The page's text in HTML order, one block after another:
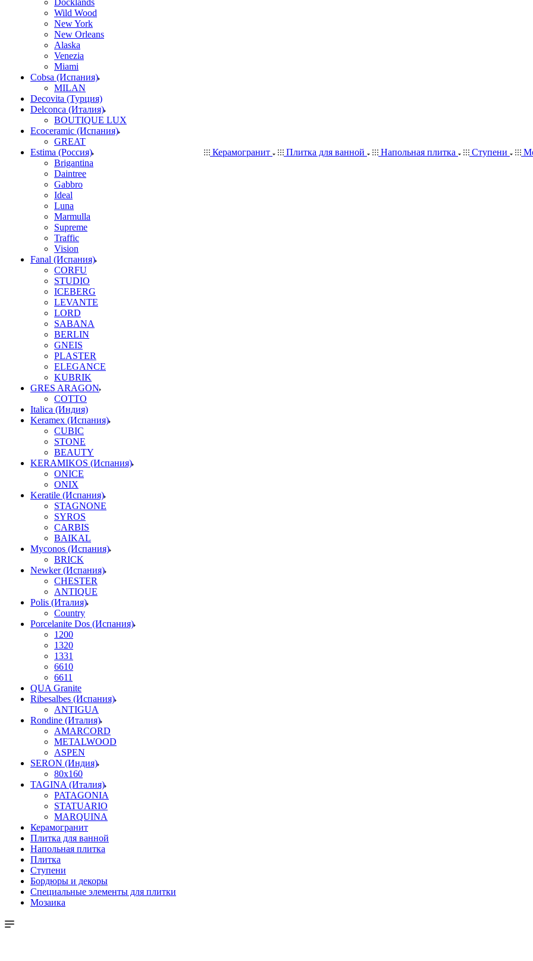
Docklands
Wild Wood
New York
New Orleans
Alaska
Venezia
Miami
Cobsa (Испания)
MILAN
Decovita (Турция)
Delconca (Италия)
BOUTIQUE LUX
Ecoceramic (Испания)
GREAT
Estima (Россия)
Brigantina
Daintree
Gabbro
Ideal
Luna
Marmulla
Supreme
Traffic
Vision
Fanal (Испания)
CORFU
STUDIO
ICEBERG
LEVANTE
LORD
SABANA
BERLIN
GNEIS
PLASTER
ELEGANCE
KUBRIK
GRES ARAGON
COTTO
Italica (Индия)
Keramex (Испания)
CUBIC
STONE
BEAUTY
KERAMIKOS (Испания)
ONICE
ONIX
Keratile (Испания)
STAGNONE
SYROS
CARBIS
BAIKAL
Myconos (Испания)
BRICK
Newker (Испания)
CHESTER
ANTIQUE
Polis (Италия)
Country
Porcelanite Dos (Испания)
1200
1320
1331
6610
6611
QUA Granite
Ribesalbes (Испания)
ANTIGUA
Rondine (Италия)
AMARCORD
METALWOOD
ASPEN
SERON (Индия)
80x160
TAGINA (Италия)
PATAGONIA
STATUARIO
MARQUINA
Керамогранит
Плитка для ванной
Напольная плитка
Плитка
Ступени
Бордюры и декоры
Специальные элементы для плитки
Мозаика
Керамогранит Плитка для ванной Напольная плитка Ступени